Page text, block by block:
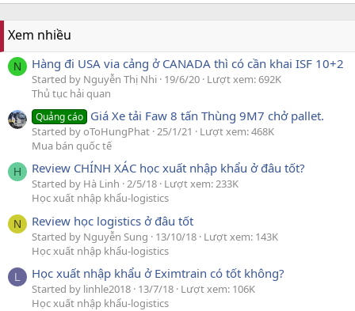
Xem nhiều
N Hàng đi USA via cảng ở CANADA thì có cần khai ISF 10+2
Started by Nguyễn Thị Nhi 19/6/20 Lượt xem: 692K
Thủ tục hải quan
Quảng cáo Giá Xe tải Faw 8 tấn Thùng 9M7 chở pallet.
Started by oToHungPhat 25/1/21
Lượt xem: 468K
Mua bán quốc tế
H Review CHÍNH XÁC học xuất nhập khẩu ở đâu tốt?
Started by Hà Linh 2/5/18 Lượt xem: 233K
Học xuất nhập khẩu-logistics
N Review học logistics ở đâu tốt
Started by Nguyễn Sung 13/10/18 Lượt xem: 143K
Học xuất nhập khẩu-logistics
L Học xuất nhập khẩu ở Eximtrain có tốt không?
Started by linhle2018 13/7/18 Lượt xem: 106K
Học xuất nhập khẩu-logistics